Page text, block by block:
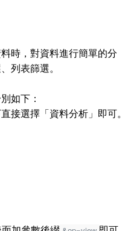
時，對資料進行簡單的分
列表篩選。
如下：
接選擇「資料分析」即可。